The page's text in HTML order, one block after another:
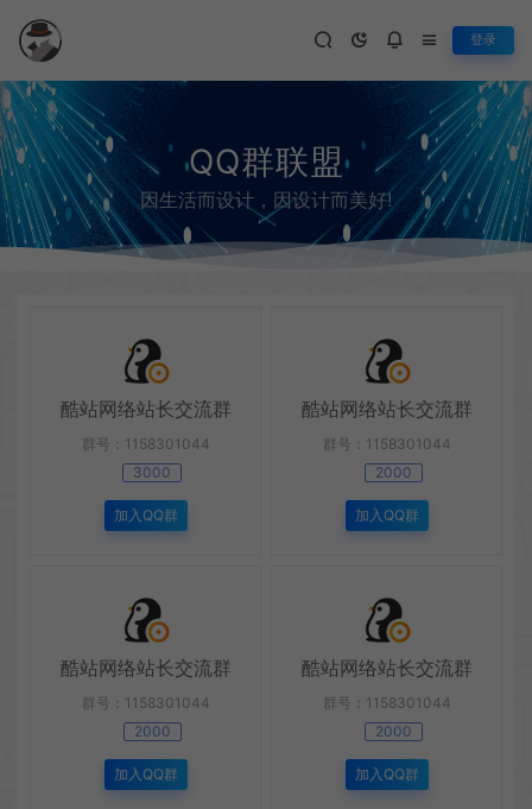
登录
QQ群联盟
因生活而设计，因设计而美好!
酷站网络站长交流群
群号：1158301044
3000
加入QQ群
酷站网络站长交流群
群号：1158301044
2000
加入QQ群
酷站网络站长交流群
群号：1158301044
2000
加入QQ群
酷站网络站长交流群
群号：1158301044
2000
加入QQ群